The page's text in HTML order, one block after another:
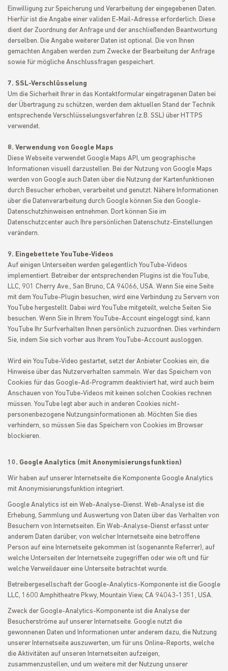
Einwilligung zur Speicherung und Verarbeitung der eingegebenen Daten.
Hierfür ist die Angabe einer validen E-Mail-Adresse erforderlich. Diese
dient der Zuordnung der Anfrage und der anschließenden Beantwortung
derselben. Die Angabe weiterer Daten ist optional. Die von Ihnen
gemachten Angaben werden zum Zwecke der Bearbeitung der Anfrage
sowie für mögliche Anschlussfragen gespeichert.
7. SSL-Verschlüsselung
Um die Sicherheit Ihrer in das Kontaktformular eingetragenen Daten bei
der Übertragung zu schützen, werden dem aktuellen Stand der Technik
entsprechende Verschlüsselungsverfahren (z.B. SSL) über HTTPS
verwendet.
8. Verwendung von Google Maps
Diese Webseite verwendet Google Maps API, um geographische
Informationen visuell darzustellen. Bei der Nutzung von Google Maps
werden von Google auch Daten über die Nutzung der Kartenfunktionen
durch Besucher erhoben, verarbeitet und genutzt. Nähere Informationen
über die Datenverarbeitung durch Google können Sie den Google-
Datenschutzhinweisen entnehmen. Dort können Sie im
Datenschutzcenter auch Ihre persönlichen Datenschutz-Einstellungen
verändern.
9. Eingebettete YouTube-Videos
Auf einigen Unterseiten werden gelegentlich YouTube-Videos
implementiert. Betreiber der entsprechenden Plugins ist die YouTube,
LLC, 901 Cherry Ave., San Bruno, CA 94066, USA. Wenn Sie eine Seite
mit dem YouTube-Plugin besuchen, wird eine Verbindung zu Servern von
YouTube hergestellt. Dabei wird YouTube mitgeteilt, welche Seiten Sie
besuchen. Wenn Sie in Ihrem YouTube-Account eingeloggt sind, kann
YouTube Ihr Surfverhalten Ihnen persönlich zuzuordnen. Dies verhindern
Sie, indem Sie sich vorher aus Ihrem YouTube-Account ausloggen.
Wird ein YouTube-Video gestartet, setzt der Anbieter Cookies ein, die
Hinweise über das Nutzerverhalten sammeln. Wer das Speichern von
Cookies für das Google-Ad-Programm deaktiviert hat, wird auch beim
Anschauen von YouTube-Videos mit keinen solchen Cookies rechnen
müssen. YouTube legt aber auch in anderen Cookies nicht-
personenbezogene Nutzungsinformationen ab. Möchten Sie dies
verhindern, so müssen Sie das Speichern von Cookies im Browser
blockieren.
10. Google Analytics (mit Anonymisierungsfunktion)
Wir haben auf unserer Internetseite die Komponente Google Analytics
mit Anonymisierungsfunktion integriert.
Google Analytics ist ein Web-Analyse-Dienst. Web-Analyse ist die
Erhebung, Sammlung und Auswertung von Daten über das Verhalten von
Besuchern von Internetseiten. Ein Web-Analyse-Dienst erfasst unter
anderem Daten darüber, von welcher Internetseite eine betroffene
Person auf eine Internetseite gekommen ist (sogenannte Referrer), auf
welche Unterseiten der Internetseite zugegriffen oder wie oft und für
welche Verweildauer eine Unterseite betrachtet wurde.
Betreibergesellschaft der Google-Analytics-Komponente ist die Google
LLC, 1600 Amphitheatre Pkwy, Mountain View, CA 94043-1351, USA.
Zweck der Google-Analytics-Komponente ist die Analyse der
Besucherströme auf unserer Internetseite. Google nutzt die
gewonnenen Daten und Informationen unter anderem dazu, die Nutzung
unserer Internetseite auszuwerten, um für uns Online-Reports, welche
die Aktivitäten auf unseren Internetseiten aufzeigen,
zusammenzustellen, und um weitere mit der Nutzung unserer